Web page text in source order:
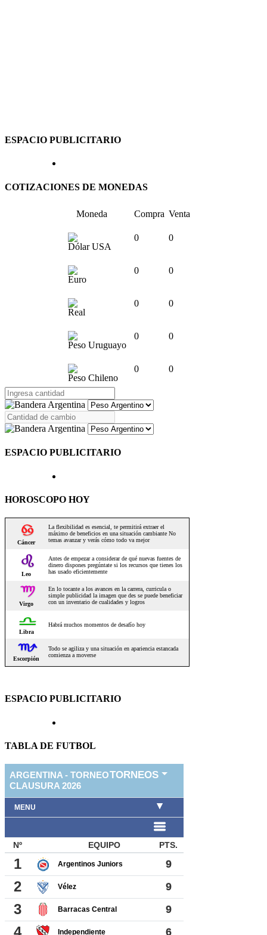
ESPACIO PUBLICITARIO
COTIZACIONES DE MONEDAS
Moneda Compra Venta
Dólar USA
0 0
Euro
0 0
Real
0 0
Peso Uruguayo
0 0
Peso Chileno
0 0
ESPACIO PUBLICITARIO
HOROSCOPO HOY
ESPACIO PUBLICITARIO
TABLA DE FUTBOL